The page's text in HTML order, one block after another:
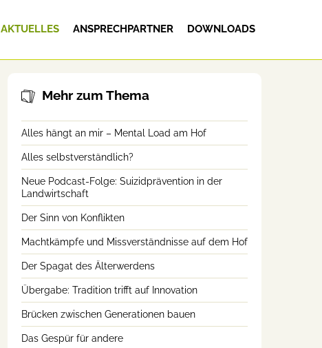
AKTUELLES ANSPRECHPARTNER DOWNLOADS
Mehr zum Thema
Alles hängt an mir – Mental Load am Hof
Alles selbstverständlich?
Neue Podcast-Folge: Suizidprävention in der
Landwirtschaft
Der Sinn von Konflikten
Machtkämpfe und Missverständnisse auf dem Hof
Der Spagat des Älterwerdens
Übergabe: Tradition trifft auf Innovation
Brücken zwischen Generationen bauen
Das Gespür für andere